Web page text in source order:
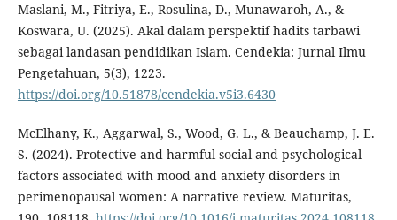
Maslani, M., Fitriya, E., Rosulina, D., Munawaroh, A., &
Koswara, U. (2025). Akal dalam perspektif hadits tarbawi
sebagai landasan pendidikan Islam. Cendekia: Jurnal Ilmu
Pengetahuan, 5(3), 1223.
https://doi.org/10.51878/cendekia.v5i3.6430
McElhany, K., Aggarwal, S., Wood, G. L., & Beauchamp, J. E.
S. (2024). Protective and harmful social and psychological
factors associated with mood and anxiety disorders in
perimenopausal women: A narrative review. Maturitas,